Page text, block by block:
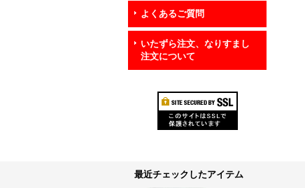
よくあるご質問
いたずら注文、なりすまし
注文について
最近チェックしたアイテム